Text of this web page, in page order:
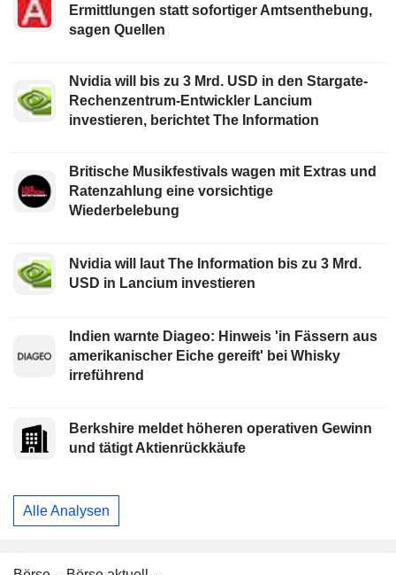
Ermittlungen statt sofortiger Amtsenthebung,
sagen Quellen
Nvidia will bis zu 3 Mrd. USD in den Stargate-
Rechenzentrum-Entwickler Lancium
investieren, berichtet The Information
Britische Musikfestivals wagen mit Extras und
Ratenzahlung eine vorsichtige
Wiederbelebung
Nvidia will laut The Information bis zu 3 Mrd.
USD in Lancium investieren
Indien warnte Diageo: Hinweis 'in Fässern aus
amerikanischer Eiche gereift' bei Whisky
irreführend
Berkshire meldet höheren operativen Gewinn
und tätigt Aktienrückkäufe
Alle Analysen